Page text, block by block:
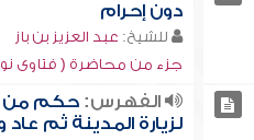
دون إحرام
للشيخ: عبد العزيز بن باز
جزء من محاضرة ( فتاوى نور
الفهرس: حكم من
لزيارة المدينة ثم